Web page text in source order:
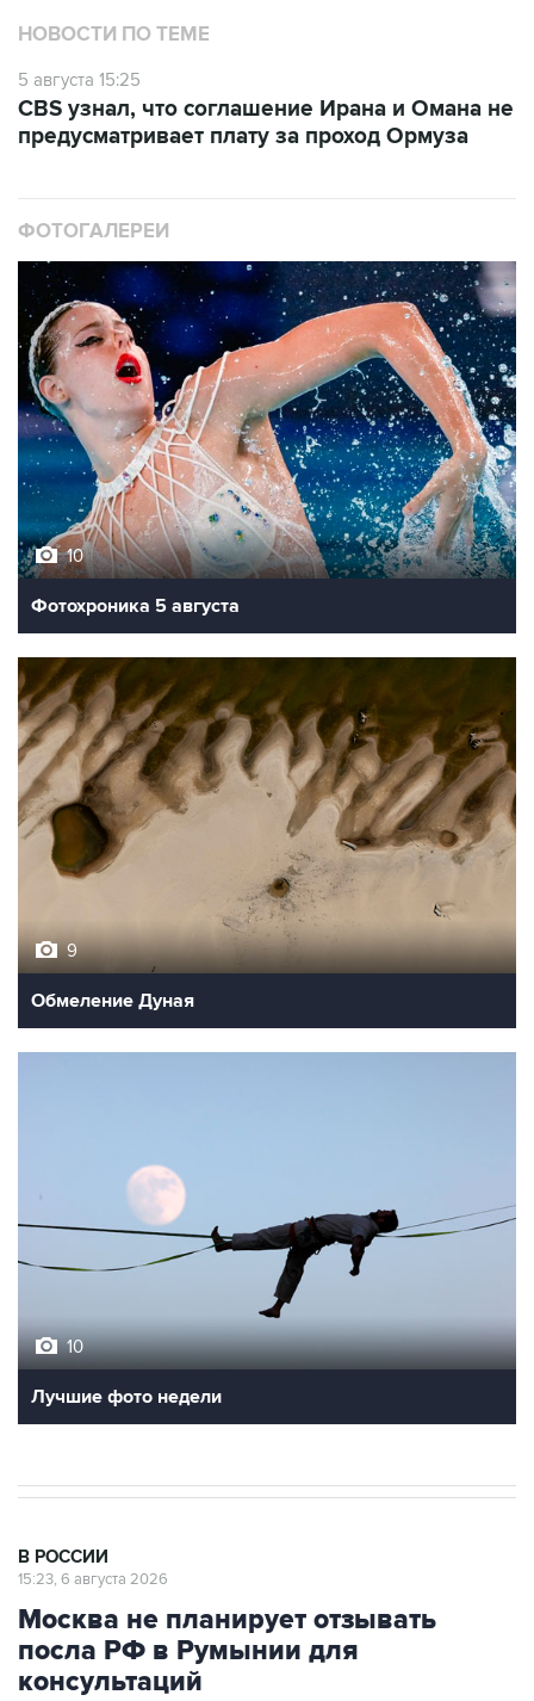
НОВОСТИ ПО ТЕМЕ
5 августа 15:25
CBS узнал, что соглашение Ирана и Омана не
предусматривает плату за проход Ормуза
ФОТОГАЛЕРЕИ
10
Фотохроника 5 августа
9
Обмеление Дуная
10
Лучшие фото недели
В РОССИИ
15:23, 6 августа 2026
Москва не планирует отзывать
посла РФ в Румынии для
консультаций